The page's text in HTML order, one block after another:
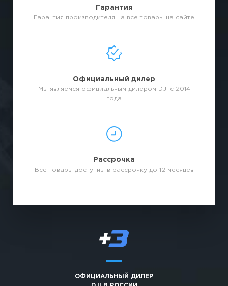
Гарантия
Гарантия производителя на все товары на сайте
Официальный дилер
Мы являемся официальным дилером DJI с 2014
года
Рассрочка
Все товары доступны в рассрочку до 12 месяцев
ОФИЦИАЛЬНЫЙ ДИЛЕР